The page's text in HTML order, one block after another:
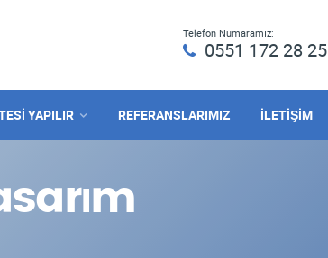
Telefon Numaramız:
0551 172 28 25
YAPILIR REFERANSLARIMIZ İLETİŞİM